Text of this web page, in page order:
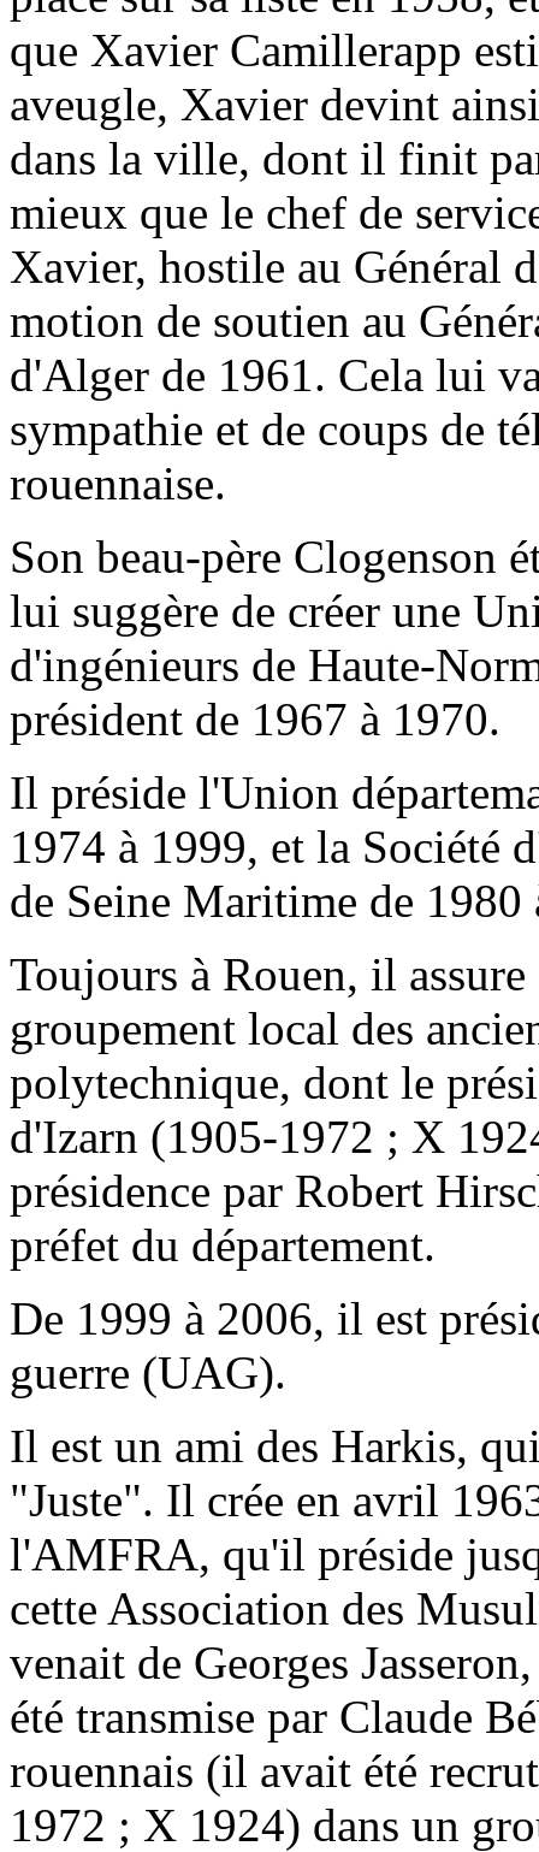
que Xavier Camillerapp
aveugle, Xavier devint
dans la ville, dont il finit
mieux que le chef de
Xavier, hostile au Général
motion de soutien au
d'Alger de 1961. Cela lui
sympathie et de coups de
rouennaise.
Son beau-père Clogenson
lui suggère de créer une
d'ingénieurs de Haute-
président de 1967 à 1970.
Il préside l'Union
1974 à 1999, et la Société
de Seine Maritime de 1980
Toujours à Rouen, il
groupement local des
polytechnique, dont le
d'Izarn (1905-1972 ; X
présidence par Robert
préfet du département.
De 1999 à 2006, il est
guerre (UAG).
Il est un ami des Harkis,
"Juste". Il crée en avril
l'AMFRA, qu'il préside
cette Association des
venait de Georges
été transmise par Claude
rouennais (il avait été
1972 ; X 1924) dans un